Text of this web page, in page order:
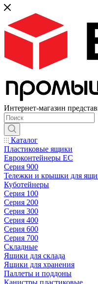
Интернет-магазин
Каталог
Пластиковые ящики
Евроконтейнеры ЕС
Серия 900
Тележки и крышки для
Куботейнеры
Серия 100
Серия 200
Серия 300
Серия 400
Серия 600
Серия 700
Складные
Ящики для склада
Ящики для хранения
Паллеты и поддоны
Канистры пластиковые